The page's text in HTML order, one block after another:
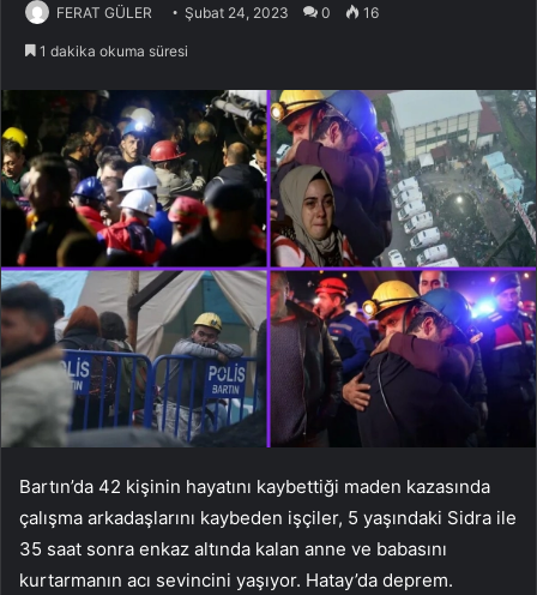
FERAT GÜLER Şubat 24, 2023 0 16
1 dakika okuma süresi
Bartın’da 42 kişinin hayatını kaybettiği maden kazasında
çalışma arkadaşlarını kaybeden işçiler, 5 yaşındaki Sidra ile
35 saat sonra enkaz altında kalan anne ve babasını
kurtarmanın acı sevincini yaşıyor. Hatay’da deprem.